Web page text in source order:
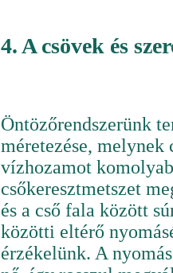
4. A csövek és
Öntözőrendszerünk
méretezése, melynek
vízhozamot
csőkeresztmetszet
és a cső fala között
közötti eltérő
érzékelünk. A